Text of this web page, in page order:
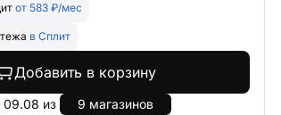
от 583 ₽/мес
в Сплит
Добавить в корзину
из
9 магазинов